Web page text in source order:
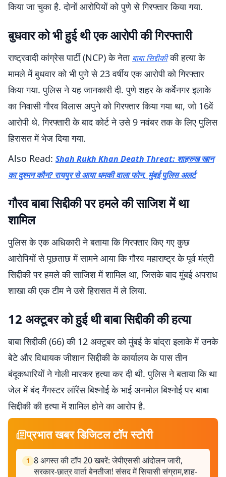
किया जा चुका है. दोनों आरोपियों को पुणे से गिरफ्तार किया गया.
बुधवार को भी हुई थी एक आरोपी की गिरफ्तारी
राष्ट्रवादी कांग्रेस पार्टी (NCP) के नेता बाबा सिद्दीकीकी हत्या के
मामले में बुधवार को भी पुणे से 23 वर्षीय एक आरोपी को गिरफ्तार
किया गया. पुलिस ने यह जानकारी दी. पुणे शहर के कर्वेनगर इलाके
का निवासी गौरव विलास अपुने को गिरफ्तार किया गया था, जो 16वें
आरोपी थे. गिरफ्तारी के बाद कोर्ट ने उसे 9 नवंबर तक के लिए पुलिस
हिरासत में भेज दिया गया.
Also Read: Shah Rukh Khan Death Threat: शाहरुख खान
का दुश्मन कौन? रायपुर से आया धमकी वाला फोन, मुंबई पुलिस अलर्ट
गौरव बाबा सिद्दीकी पर हमले की साजिश में था
शामिल
पुलिस के एक अधिकारी ने बताया कि गिरफ्तार किए गए कुछ
आरोपियों से पूछताछ में सामने आया कि गौरव महाराष्ट्र के पूर्व मंत्री
सिद्दीकी पर हमले की साजिश में शामिल था, जिसके बाद मुंबई अपराध
शाखा की एक टीम ने उसे हिरासत में ले लिया.
12 अक्टूबर को हुई थी बाबा सिद्दीकी की हत्या
बाबा सिद्दीकी (66) की 12 अक्टूबर को मुंबई के बांद्रा इलाके में उनके
बेटे और विधायक जीशान सिद्दीकी के कार्यालय के पास तीन
बंदूकधारियों ने गोली मारकर हत्या कर दी थी. पुलिस ने बताया कि था
जेल में बंद गैंगस्टर लॉरेंस बिश्नोई के भाई अनमोल बिश्नोई पर बाबा
सिद्दीकी की हत्या में शामिल होने का आरोप है.
प्रभात खबर डिजिटल टॉप स्टोरी
1 8 अगस्त की टॉप 20 खबरें: जेपीएससी आंदोलन जारी,
सरकार-छात्र वार्ता बेनतीजा! संसद में सियासी संग्राम,शाह-